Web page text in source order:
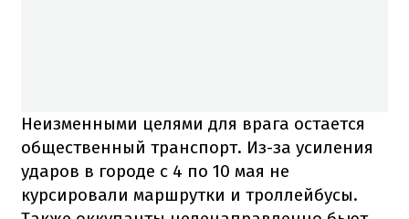
Неизменными целями для врага остается
общественный транспорт. Из-за усиления
ударов в городе с 4 по 10 мая не
курсировали маршрутки и троллейбусы.